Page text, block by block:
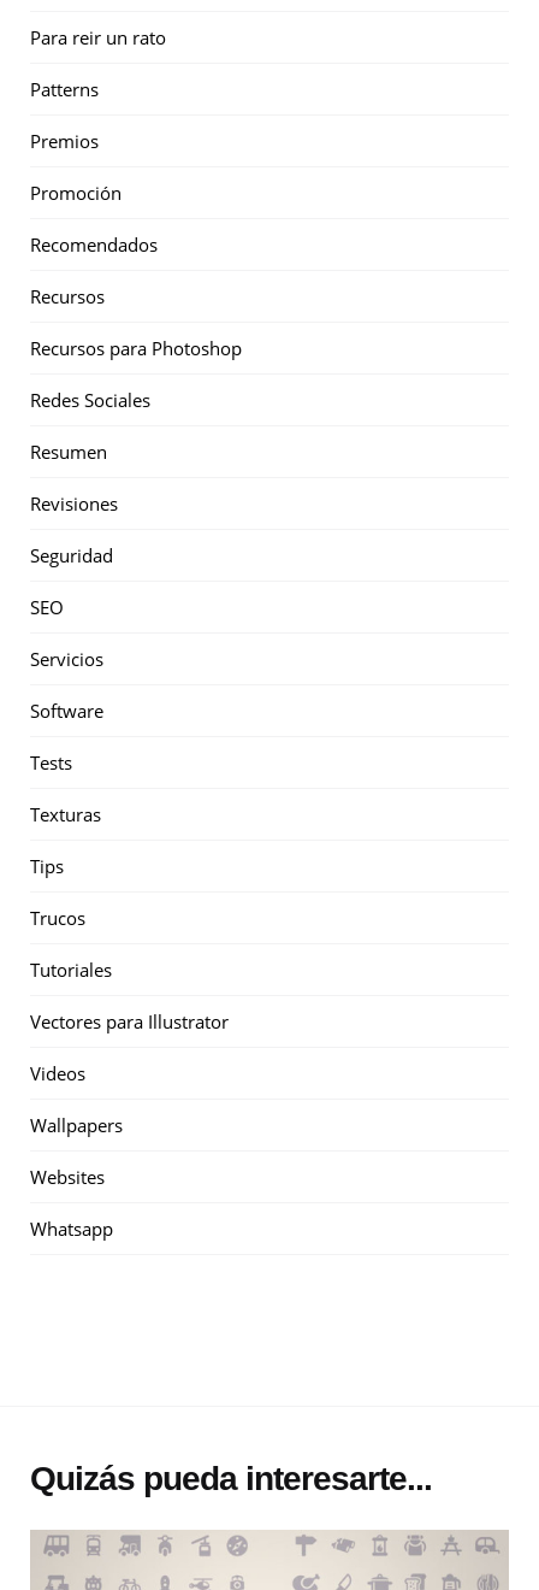
Para reir un rato
Patterns
Premios
Promoción
Recomendados
Recursos
Recursos para Photoshop
Redes Sociales
Resumen
Revisiones
Seguridad
SEO
Servicios
Software
Tests
Texturas
Tips
Trucos
Tutoriales
Vectores para Illustrator
Videos
Wallpapers
Websites
Whatsapp
Quizás pueda interesarte...